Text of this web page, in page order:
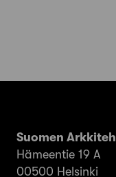
Suomen
Hämeentie 19 A
00500 Helsinki